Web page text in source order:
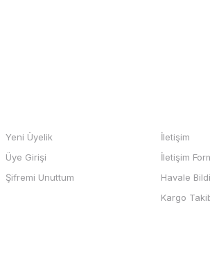
ve odeme kolay , büyük
Yeni Üyelik
Üye Girişi
Şifremi Unuttum
İletişim
İletişim
Havale
Kargo